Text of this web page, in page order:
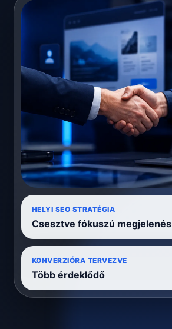
HELYI SEO STRATÉGIA
Csesztve fókuszú megjelenés
KONVERZIÓRA TERVEZVE
Több érdeklődő